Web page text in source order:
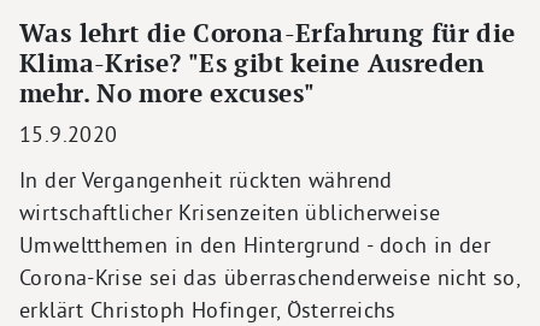
Was lehrt die Corona-Erfahrung für die
Klima-Krise? "Es gibt keine Ausreden
mehr. No more excuses"
15.9.2020
In der Vergangenheit rückten während
wirtschaftlicher Krisenzeiten üblicherweise
Umweltthemen in den Hintergrund - doch in der
Corona-Krise sei das überraschenderweise nicht so,
erklärt Christoph Hofinger, Österreichs